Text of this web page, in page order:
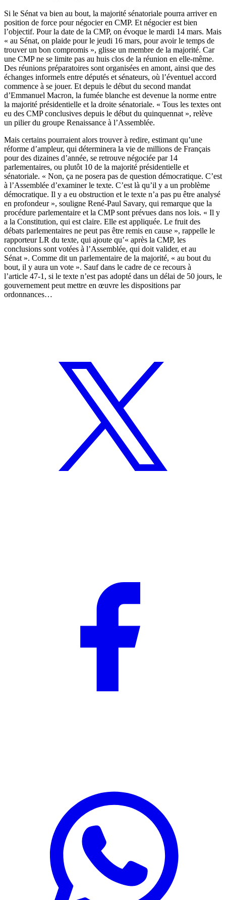
Si le Sénat va bien au bout, la majorité sénatoriale pourra arriver en
position de force pour négocier en CMP. Et négocier est bien
l’objectif. Pour la date de la CMP, on évoque le mardi 14 mars. Mais
« au Sénat, on plaide pour le jeudi 16 mars, pour avoir le temps de
trouver un bon compromis », glisse un membre de la majorité. Car
une CMP ne se limite pas au huis clos de la réunion en elle-même.
Des réunions préparatoires sont organisées en amont, ainsi que des
échanges informels entre députés et sénateurs, où l’éventuel accord
commence à se jouer. Et depuis le début du second mandat
d’Emmanuel Macron, la fumée blanche est devenue la norme entre
la majorité présidentielle et la droite sénatoriale. « Tous les textes ont
eu des CMP conclusives depuis le début du quinquennat », relève
un pilier du groupe Renaissance à l’Assemblée.
Mais certains pourraient alors trouver à redire, estimant qu’une
réforme d’ampleur, qui déterminera la vie de millions de Français
pour des dizaines d’année, se retrouve négociée par 14
parlementaires, ou plutôt 10 de la majorité présidentielle et
sénatoriale. « Non, ça ne posera pas de question démocratique. C’est
à l’Assemblée d’examiner le texte. C’est là qu’il y a un problème
démocratique. Il y a eu obstruction et le texte n’a pas pu être analysé
en profondeur », souligne René-Paul Savary, qui remarque que la
procédure parlementaire et la CMP sont prévues dans nos lois. « Il y
a la Constitution, qui est claire. Elle est appliquée. Le fruit des
débats parlementaires ne peut pas être remis en cause », rappelle le
rapporteur LR du texte, qui ajoute qu’« après la CMP, les
conclusions sont votées à l’Assemblée, qui doit valider, et au
Sénat ». Comme dit un parlementaire de la majorité, « au bout du
bout, il y aura un vote ». Sauf dans le cadre de ce recours à
l’article 47-1, si le texte n’est pas adopté dans un délai de 50 jours, le
gouvernement peut mettre en œuvre les dispositions par
ordonnances…